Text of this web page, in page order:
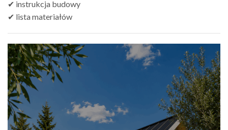
✔ instrukcja budowy
✔ lista materiałów